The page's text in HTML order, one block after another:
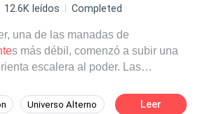
12.6K leídos Completed
una de las manadas de
s más débil, comenzó a subir una
escalera al poder. Las
el alfa
Universo Alterno Leer